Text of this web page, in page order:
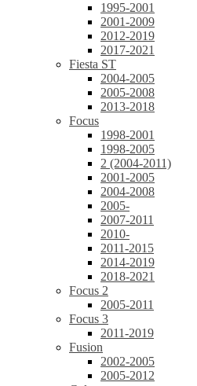
1995-2001
2001-2009
2012-2019
2017-2021
Fiesta ST
2004-2005
2005-2008
2013-2018
Focus
1998-2001
1998-2005
2 (2004-2011)
2001-2005
2004-2008
2005-
2007-2011
2010-
2011-2015
2014-2019
2018-2021
Focus 2
2005-2011
Focus 3
2011-2019
Fusion
2002-2005
2005-2012